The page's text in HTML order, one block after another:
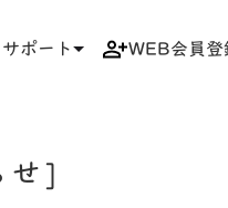
サポート WEB会員登
せ